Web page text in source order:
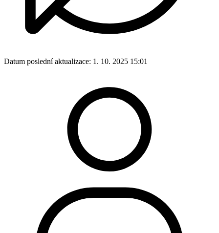
Datum poslední aktualizace: 1. 10. 2025 15:01